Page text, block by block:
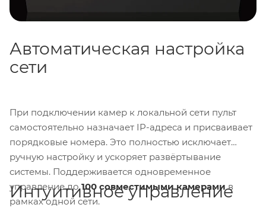
Автоматическая настройка
сети
При подключении камер к локальной сети пульт
самостоятельно назначает IP-адреса и присваивает
порядковые номера. Это полностью исключает
ручную настройку и ускоряет развёртывание
системы. Поддерживается одновременное
управление до100 совместимыми камерамив
рамках одной сети.
Интуитивное управление